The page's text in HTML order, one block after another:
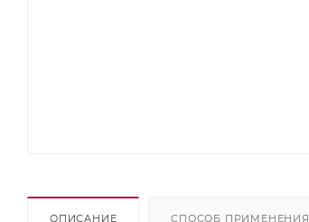
ОПИСАНИЕ СПОСОБ ПРИМЕНЕНИЯ